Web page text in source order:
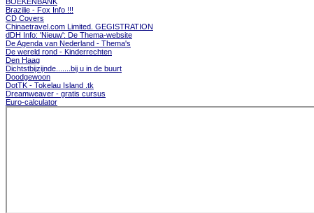
Brazilie - Fox Info !!!
CD Covers
Chinaetravel.com Limited. GEGISTRATION
dDH Info: 'Nieuw': De Thema-website
De Agenda van Nederland - Thema's
De wereld rond - Kinderrechten
Den Haag
Dichtstbijzijnde.......bij u in de buurt
Doodgewoon
DotTK - Tokelau Island .tk
Dreamweaver - gratis cursus
Euro-calculator